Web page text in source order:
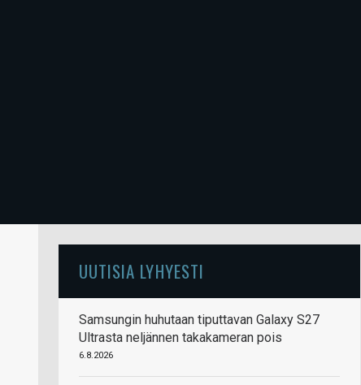
UUTISIA LYHYESTI
Samsungin huhutaan tiputtavan Galaxy S27
Ultrasta neljännen takakameran pois
6.8.2026